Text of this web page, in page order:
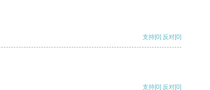
支持[0] 反对[0]
支持[0] 反对[0]